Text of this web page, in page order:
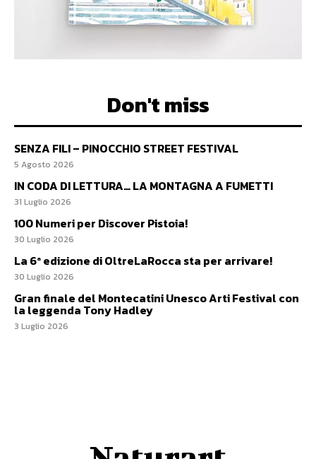
Don't miss
SENZA FILI – PINOCCHIO STREET FESTIVAL
5 Agosto 2026
IN CODA DI LETTURA… LA MONTAGNA A FUMETTI
31 Luglio 2026
100 Numeri per Discover Pistoia!
30 Luglio 2026
La 6ª edizione di OltreLaRocca sta per arrivare!
30 Luglio 2026
Gran finale del Montecatini Unesco Arti Festival con
la leggenda Tony Hadley
3 Luglio 2026